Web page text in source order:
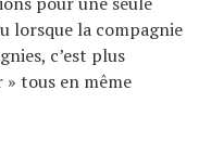
lorsque la compagnie
c’est plus
tous en même